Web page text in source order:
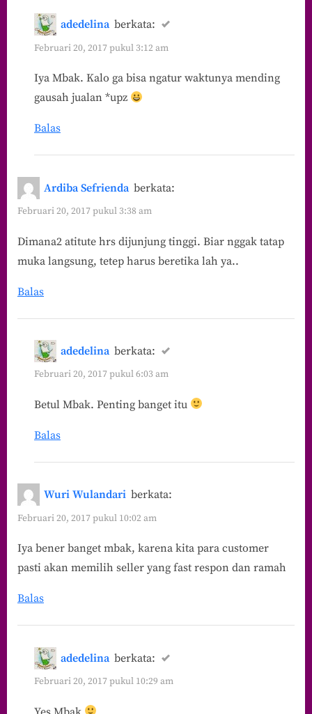
adedelina berkata:
Februari 20, 2017 pukul 3:12 am
Iya Mbak. Kalo ga bisa ngatur waktunya mending
gausah jualan *upz
Balas
Ardiba Sefrienda berkata:
Februari 20, 2017 pukul 3:38 am
Dimana2 atitute hrs dijunjung tinggi. Biar nggak tatap
muka langsung, tetep harus beretika lah ya..
Balas
adedelina berkata:
Februari 20, 2017 pukul 6:03 am
Betul Mbak. Penting banget itu
Balas
Wuri Wulandari berkata:
Februari 20, 2017 pukul 10:02 am
Iya bener banget mbak, karena kita para customer
pasti akan memilih seller yang fast respon dan ramah
Balas
adedelina berkata:
Februari 20, 2017 pukul 10:29 am